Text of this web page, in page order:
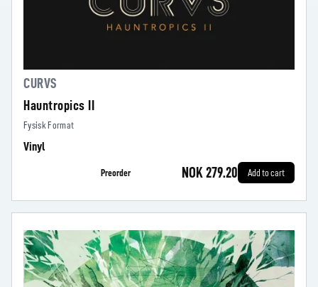
CURVS
Hauntropics II
Fysisk Format
Vinyl
Preorder NOK 279.20 Add to cart